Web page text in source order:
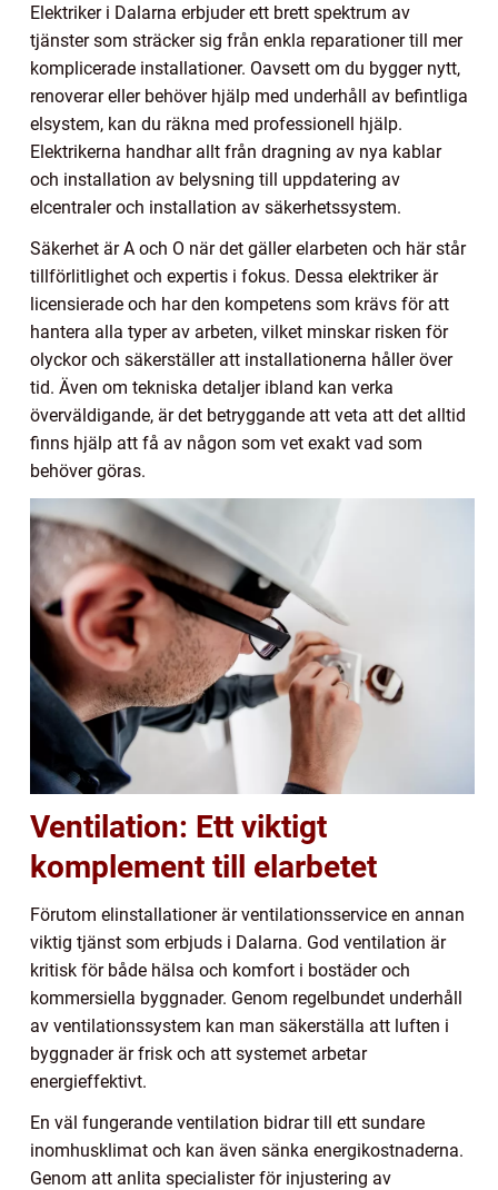
Elektriker i Dalarna erbjuder ett brett spektrum av
tjänster som sträcker sig från enkla reparationer till mer
komplicerade installationer. Oavsett om du bygger nytt,
renoverar eller behöver hjälp med underhåll av befintliga
elsystem, kan du räkna med professionell hjälp.
Elektrikerna handhar allt från dragning av nya kablar
och installation av belysning till uppdatering av
elcentraler och installation av säkerhetssystem.
Säkerhet är A och O när det gäller elarbeten och här står
tillförlitlighet och expertis i fokus. Dessa elektriker är
licensierade och har den kompetens som krävs för att
hantera alla typer av arbeten, vilket minskar risken för
olyckor och säkerställer att installationerna håller över
tid. Även om tekniska detaljer ibland kan verka
överväldigande, är det betryggande att veta att det alltid
finns hjälp att få av någon som vet exakt vad som
behöver göras.
Ventilation: Ett viktigt
komplement till elarbetet
Förutom elinstallationer är ventilationsservice en annan
viktig tjänst som erbjuds i Dalarna. God ventilation är
kritisk för både hälsa och komfort i bostäder och
kommersiella byggnader. Genom regelbundet underhåll
av ventilationssystem kan man säkerställa att luften i
byggnader är frisk och att systemet arbetar
energieffektivt.
En väl fungerande ventilation bidrar till ett sundare
inomhusklimat och kan även sänka energikostnaderna.
Genom att anlita specialister för injustering av